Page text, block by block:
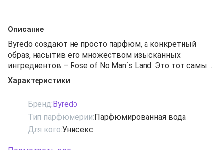
Описание
Byredo создают не просто парфюм, а конкретный
образ, насытив его множеством изысканных
ингредиентов – Rose of No Man`s Land. Это тот самый
фантазийный аромат, способный завладеть мыслями
носителя. Красивая мелодия переносит в
безграничная серая пустыня. Вдруг – о, чудо –
посреди этих безжизненных прерий возникает
одинокий цветок. В таких условиях это не просто
Характеристики
Бренд:Byredo
Тип парфюмерии:Парфюмированная вода
Для кого:Унисекс